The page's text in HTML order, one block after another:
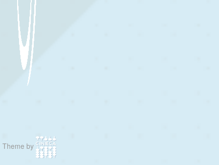
Theme by